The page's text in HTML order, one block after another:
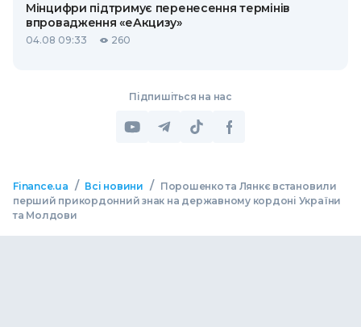
Мінцифри підтримує перенесення термінів
впровадження «еАкцизу»
04.08 09:33 260
Підпишіться на нас
Finance.ua / Всі новини /
Порошенко та Лянкє встановили
перший прикордонний знак на державному кордоні України
та Молдови